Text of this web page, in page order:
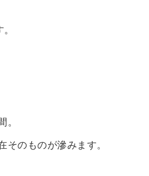
。
そのものが滲みます。